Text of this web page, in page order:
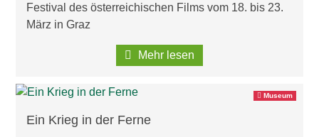
Festival des österreichischen Films vom 18. bis 23.
März in Graz
Mehr lesen
Museum
Ein Krieg in der Ferne